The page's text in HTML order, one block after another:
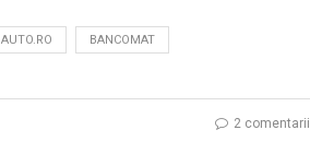
AUTO.RO BANCOMAT
2 comentarii